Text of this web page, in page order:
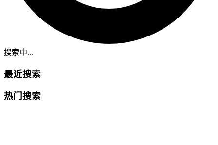
搜索中...
最近搜索
热门搜索